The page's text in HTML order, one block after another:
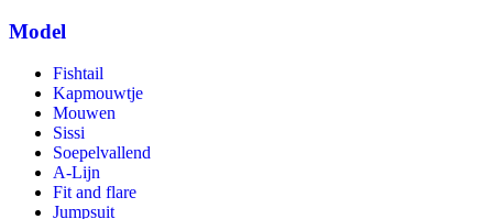
Model
Fishtail
Kapmouwtje
Mouwen
Sissi
Soepelvallend
A-Lijn
Fit and flare
Jumpsuit